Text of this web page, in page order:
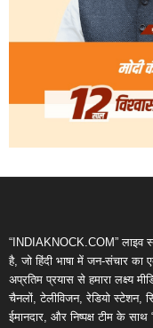
“INDIAKNOCK.COM” लाइव
है, जो हिंदी भाषा में जन-संचार
अप्रतिम प्रयास से हमारा लक्ष्य
चैनलों, टेलीविजन, रेडियो स्टेशन,
ईमानदार, और निष्पक्ष टीम के